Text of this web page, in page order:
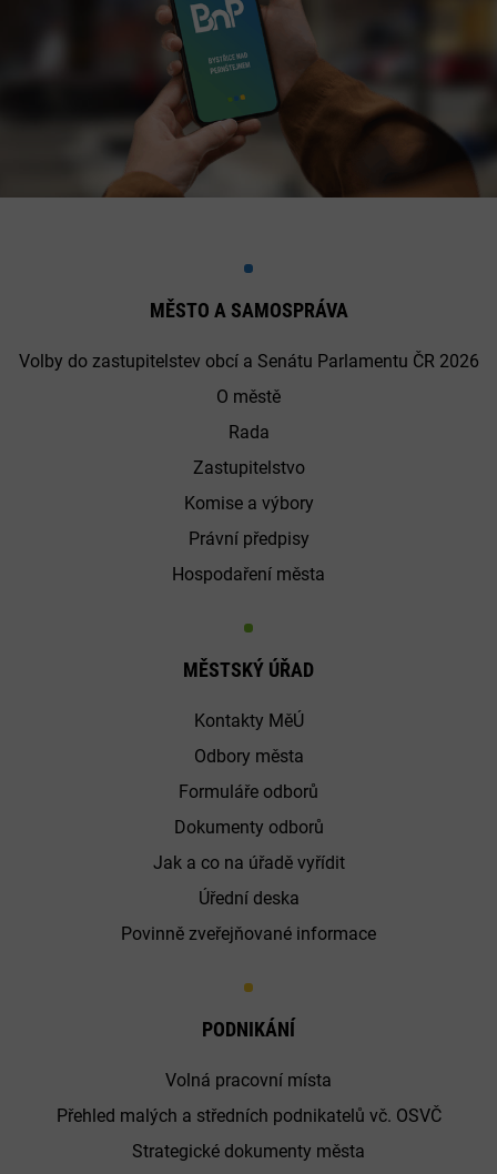
MĚSTO A SAMOSPRÁVA
Volby do zastupitelstev obcí a Senátu Parlamentu ČR 2026
O městě
Rada
Zastupitelstvo
Komise a výbory
Právní předpisy
Hospodaření města
MĚSTSKÝ ÚŘAD
Kontakty MěÚ
Odbory města
Formuláře odborů
Dokumenty odborů
Jak a co na úřadě vyřídit
Úřední deska
Povinně zveřejňované informace
PODNIKÁNÍ
Volná pracovní místa
Přehled malých a středních podnikatelů vč. OSVČ
Strategické dokumenty města